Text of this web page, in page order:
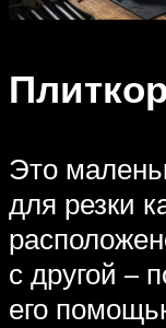
Это
для резки
с другой –
его